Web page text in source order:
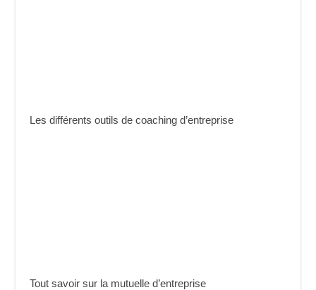
Les différents outils de coaching d’entreprise
Tout savoir sur la mutuelle d’entreprise